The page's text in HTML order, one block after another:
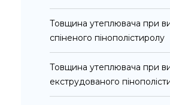
Товщина утеплювача при
спіненого пінополістиролу
Товщина утеплювача при
екструдованого